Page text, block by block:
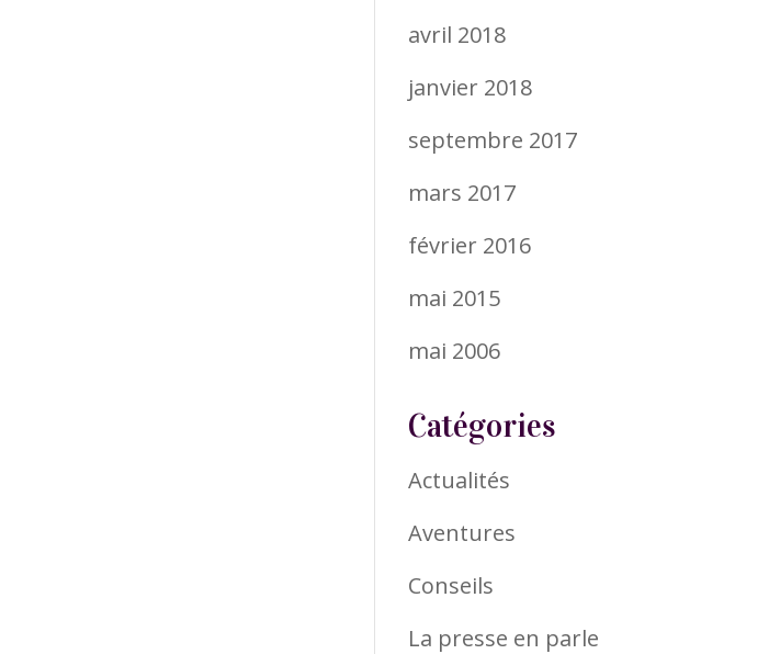
avril 2018
janvier 2018
septembre 2017
mars 2017
février 2016
mai 2015
mai 2006
Catégories
Actualités
Aventures
Conseils
La presse en parle